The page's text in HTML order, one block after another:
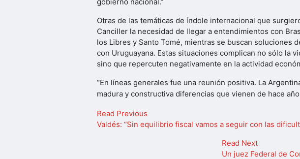
Otras de las temáticas de índole internacional que
Canciller la necesidad de llegar a entendimientos con
los Libres y Santo Tomé, mientras se buscan soluciones
con Uruguayana. Estas situaciones complican no sólo la
sino que repercuten negativamente en la actividad
“En líneas generales fue una reunión positiva. La
madura y constructiva diferencias que vienen de hace
Read Previous
Valdés: “Sin equilibrio fiscal vamos a seguir con las
Read Next
Un juez Federal de